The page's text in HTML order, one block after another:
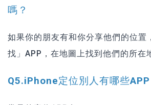
嗎？
如果你的朋友有和你分享他們的位置
找」APP，在地圖上找到他們的所在
Q5.iPhone定位別人有哪些APP